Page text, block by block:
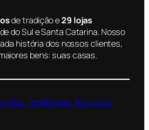
de tradição e29 lojas
do Sul e Santa Catarina. Nosso
história dos nossos clientes,
bens: suas casas.
Tendências, Texturas e